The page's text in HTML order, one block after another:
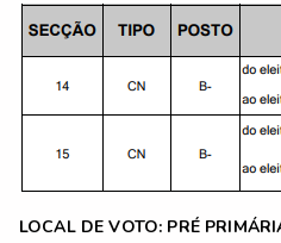
LOCAL DE VOTO: PRÉ